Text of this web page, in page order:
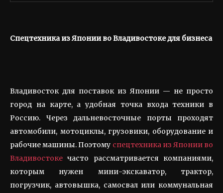
Спецтехника из Японии во Владивостоке для бизнеса
Владивосток для поставок из Японии — не просто
город на карте, а удобная точка входа техники в
Россию. Через дальневосточные порты проходят
автомобили, мотоциклы, грузовики, оборудование и
рабочие машины. Поэтому спецтехника из Японии во
Владивостоке часто рассматривается компаниями,
которым нужен мини-экскаватор, трактор,
погрузчик, автовышка, самосвал или коммунальная